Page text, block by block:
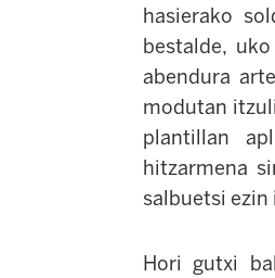
hasierako
bestalde,
abendura
modutan
plantillan
hitzarmena
salbuetsi ezin
Hori gutxi